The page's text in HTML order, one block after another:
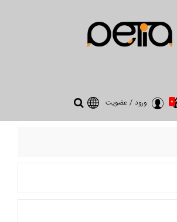
0 ورود / عضویت